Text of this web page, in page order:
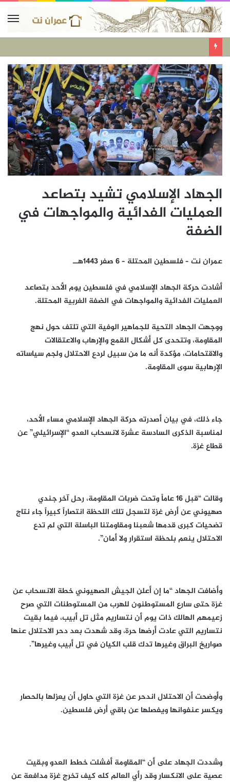
الجهاد الإسلامي تشيد بتصاعد
العمليات الفدائية والمواجهات في
الضفة
عمران نت – فلسطين المحتلة – 6 صفر 1443هــ
أشادت حركة الجهاد الإسلامي في فلسطين يوم الأحد بتصاعد
العمليات الفدائية والمواجهات في الضفة الغربية المحتلة.
ووجهت الجهاد التحية للجماهير الوفية التي تلتف حول نهج
المقاومة، وتتحدى كل أشكال القمع والإرهاب والاعتقالات
والاقتحامات، مؤكدة أنه ما من سبيل لردع الاحتلال ولجم سياساته
الإرهابية سوى المقاومة.
جاء ذلك، في بيان أصدرته حركة الجهاد الإسلامي مساء الأحد،
لمناسبة الذكرى السادسة عشرة لانسحاب العدو “الإسرائيلي” عن
قطاع غزة.
وقالت “قبل 16 عاماً وتحت ضربات المقاومة، رحل آخر جندي
صهيوني عن أرض غزة لتسجل تلك اللحظة انتصاراً كبيراً جاء نتاج
تضحيات كبرى قدمها شعبنا ومقاومتنا الباسلة التي لم تدع
الاحتلال ينعم بلحظة استقرار ولا أمان”.
وأضافت الجهاد “ما إن أعلن الجيش الصهيوني خطة الانسحاب عن
غزة حتى سارع المستوطنون للهرب من المستوطنات التي صرح
زعيمهم الهالك ذات يوم أن نتساريم مثل تل أبيب، فيما بقيت
نتساريم التي عادت أرضها حرة، وقد شهدت بعد دحر الاحتلال عنها
صواريخ البراق وغيرها تدك قلب الكيان في تل أبيب وغيرها”.
وأوضحت أن الاحتلال اندحر عن غزة التي حاول أن يعزلها بالحصار
ويكسر عنفوانها ويفصلها عن باقي أرض فلسطين.
وشددت الجهاد على أن “المقاومة أفشلت خطط العدو وبقيت
عصية على الانكسار وقد رأي العالم كله كيف تخرج غزة مدافعة عن